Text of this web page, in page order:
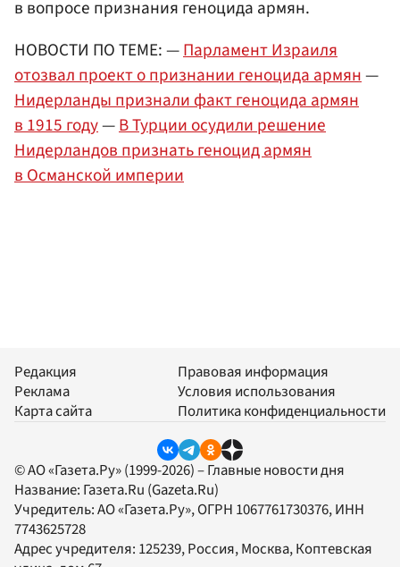
в вопросе признания геноцида армян.
НОВОСТИ ПО ТЕМЕ: —Парламент Израиля
отозвал проект о признании геноцида армян—
Нидерланды признали факт геноцида армян
в 1915 году—В Турции осудили решение
Нидерландов признать геноцид армян
в Османской империи
Редакция
Реклама
Карта сайта
Правовая информация
Условия использования
Политика конфиденциальности
© АО «Газета.Ру» (1999-2026) – Главные новости дня
Название: Газета.Ru (Gazeta.Ru)
Учредитель:АО «Газета.Ру», ОГРН 1067761730376, ИНН
7743625728
Адрес учредителя: 125239, Россия, Москва, Коптевская